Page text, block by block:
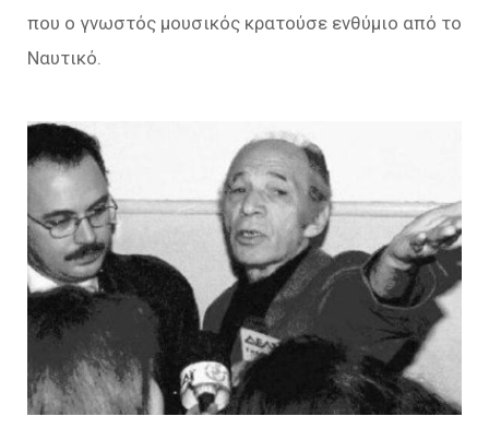
που ο γνωστός μουσικός κρατούσε ενθύμιο από το
Ναυτικό.